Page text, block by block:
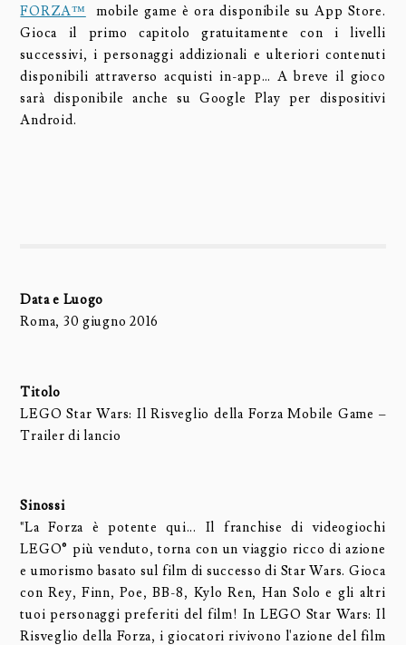
FORZA™ mobile game è ora disponibile su App Store.
Gioca il primo capitolo gratuitamente con i livelli
successivi, i personaggi addizionali e ulteriori contenuti
disponibili attraverso acquisti in-app… A breve il gioco
sarà disponibile anche su Google Play per dispositivi
Android.
Data e Luogo
Roma, 30 giugno 2016
Titolo
LEGO Star Wars: Il Risveglio della Forza Mobile Game –
Trailer di lancio
Sinossi
"La Forza è potente qui... Il franchise di videogiochi
LEGO® più venduto, torna con un viaggio ricco di azione
e umorismo basato sul film di successo di Star Wars. Gioca
con Rey, Finn, Poe, BB-8, Kylo Ren, Han Solo e gli altri
tuoi personaggi preferiti del film! In LEGO Star Wars: Il
Risveglio della Forza, i giocatori rivivono l'azione del film